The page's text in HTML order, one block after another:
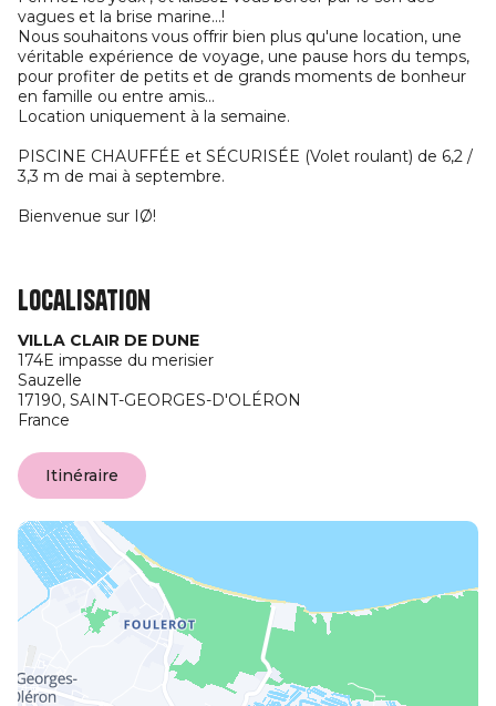
vagues et la brise marine...!
Nous souhaitons vous offrir bien plus qu'une location, une
véritable expérience de voyage, une pause hors du temps,
pour profiter de petits et de grands moments de bonheur
en famille ou entre amis...
Location uniquement à la semaine.
PISCINE CHAUFFÉE et SÉCURISÉE (Volet roulant) de 6,2 /
3,3 m de mai à septembre.
Bienvenue sur IØ!
Localisation
VILLA CLAIR DE DUNE
174E impasse du merisier
Sauzelle
17190, SAINT-GEORGES-D'OLÉRON
France
Itinéraire